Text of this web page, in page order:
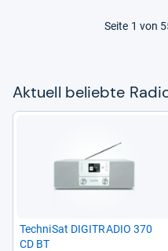
Seite 1 von
Aktu­ell beliebte
Tech­ni­Sat DIGITRA­DIO 370
CD BT